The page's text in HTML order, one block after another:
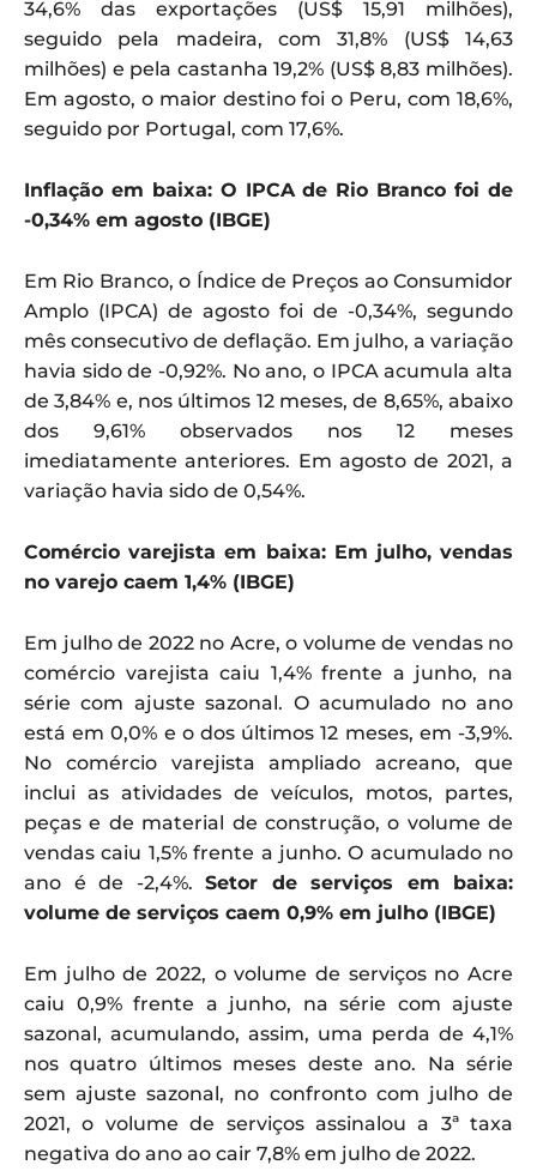
34,6% das exportações (US$ 15,91 milhões),
seguido pela madeira, com 31,8% (US$ 14,63
milhões) e pela castanha 19,2% (US$ 8,83 milhões).
Em agosto, o maior destino foi o Peru, com 18,6%,
seguido por Portugal, com 17,6%.
Inflação em baixa: O IPCA de Rio Branco foi de
-0,34% em agosto (IBGE)
Em Rio Branco, o Índice de Preços ao Consumidor
Amplo (IPCA) de agosto foi de -0,34%, segundo
mês consecutivo de deflação. Em julho, a variação
havia sido de -0,92%. No ano, o IPCA acumula alta
de 3,84% e, nos últimos 12 meses, de 8,65%, abaixo
dos 9,61% observados nos 12 meses
imediatamente anteriores. Em agosto de 2021, a
variação havia sido de 0,54%.
Comércio varejista em baixa: Em julho, vendas
no varejo caem 1,4% (IBGE)
Em julho de 2022 no Acre, o volume de vendas no
comércio varejista caiu 1,4% frente a junho, na
série com ajuste sazonal. O acumulado no ano
está em 0,0% e o dos últimos 12 meses, em -3,9%.
No comércio varejista ampliado acreano, que
inclui as atividades de veículos, motos, partes,
peças e de material de construção, o volume de
vendas caiu 1,5% frente a junho. O acumulado no
ano é de -2,4%. Setor de serviços em baixa:
volume de serviços caem 0,9% em julho (IBGE)
Em julho de 2022, o volume de serviços no Acre
caiu 0,9% frente a junho, na série com ajuste
sazonal, acumulando, assim, uma perda de 4,1%
nos quatro últimos meses deste ano. Na série
sem ajuste sazonal, no confronto com julho de
2021, o volume de serviços assinalou a 3ª taxa
negativa do ano ao cair 7,8% em julho de 2022.